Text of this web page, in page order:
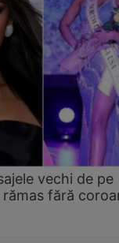
vechi de pe
fără